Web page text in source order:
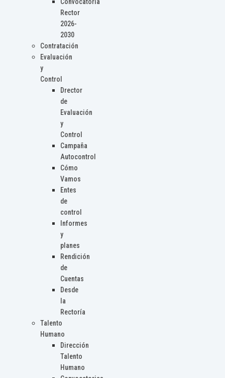
Convocatoria
Rector
2026-
2030
Contratación
Evaluación
y
Control
Drector
de
Evaluación
y
Control
Campaña
Autocontrol
Cómo
Vamos
Entes
de
control
Informes
y
planes
Rendición
de
Cuentas
Desde
la
Rectoría
Talento
Humano
Dirección
Talento
Humano